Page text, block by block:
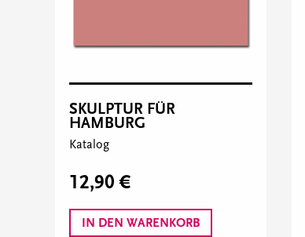
SKULPTUR FÜR
HAMBURG
Katalog
12,90 €
IN DEN WARENKORB